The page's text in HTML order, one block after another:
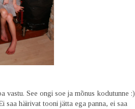
See ongi soe ja mõnus kodutunne :)
häirivat tooni jätta ega panna, ei saa